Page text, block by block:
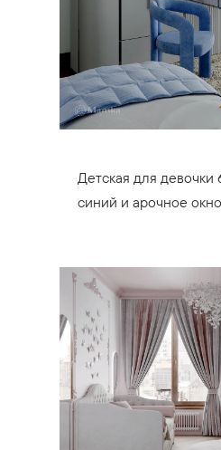
Детская для девочки
синий и арочное